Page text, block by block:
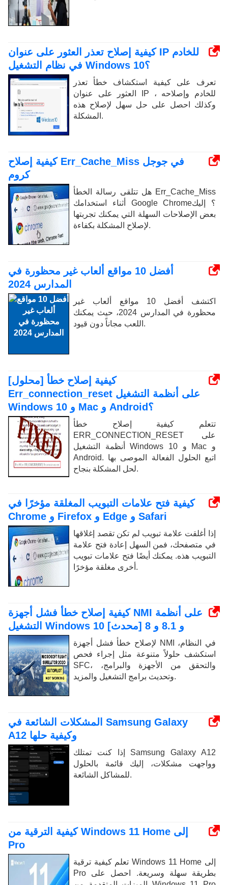
كيفية إصلاح تعذر العثور على عنوان IP للخادم
في نظام التشغيل Windows 10؟
تعرف على كيفية استكشاف خطأ تعذر
العثور على عنوان IP للخادم وإصلاحه ،
وكذلك احصل على حل سهل لإصلاح هذه
المشكلة.
كيفية إصلاح Err_Cache_Miss في جوجل
كروم
هل تتلقى رسالة الخطأ Err_Cache_Miss
أثناء استخدامك Google Chrome؟ إليك
بعض الإصلاحات السهلة التي يمكنك تجربتها
لإصلاح المشكلة بكفاءة.
أفضل 10 مواقع ألعاب غير محظورة في
المدارس 2024
اكتشف أفضل 10 مواقع ألعاب غير
محظورة في المدارس 2024، حيث يمكنك
اللعب مجاناً دون قيود.
[محلول] كيفية إصلاح خطأ
Err_connection_reset على أنظمة التشغيل
Windows 10 و Mac و Android؟
تتعلم كيفية إصلاح خطأ
ERR_CONNECTION_RESET على
أنظمة التشغيل Windows 10 و Mac و
Android. اتبع الحلول الفعالة الموصى بها
لحل المشكلة بنجاح.
كيفية فتح علامات التبويب المغلقة مؤخرًا في
Chrome و Firefox و Edge و Safari
إذا أغلقت علامة تبويب لم تكن تقصد إغلاقها
في متصفحك، فمن السهل إعادة فتح علامة
التبويب هذه. يمكنك أيضًا فتح علامات تبويب
أخرى مغلقة مؤخرًا.
كيفية إصلاح خطأ فشل أجهزة NMI على أنظمة
التشغيل Windows 10 و 8.1 و 8 [محدث]
لإصلاح خطأ فشل أجهزة NMI في النظام،
استكشف حلولاً متنوعة مثل إجراء فحص
SFC، والتحقق من الأجهزة والبرامج،
وتحديث برامج التشغيل والمزيد.
المشكلات الشائعة في Samsung Galaxy
A12 وكيفية حلها
إذا كنت تمتلك Samsung Galaxy A12
وواجهت مشكلات، إليك قائمة بالحلول
للمشاكل الشائعة.
كيفية الترقية من Windows 11 Home إلى
Pro
تعلم كيفية ترقية Windows 11 Home إلى
Pro بطريقة سهلة وسريعة. احصل على